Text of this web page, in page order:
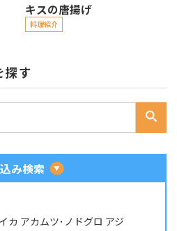
キスの唐揚げ
料理紹介
探す
み検索
カ アカムツ･ノドグロ アジ